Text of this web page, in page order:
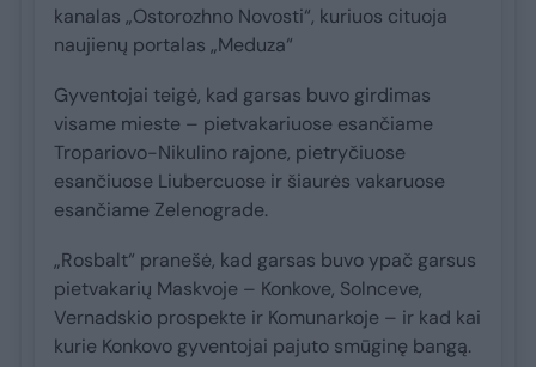
kanalas „Ostorozhno Novosti“, kuriuos cituoja
naujienų portalas „Meduza“
Gyventojai teigė, kad garsas buvo girdimas
visame mieste – pietvakariuose esančiame
Tropariovo-Nikulino rajone, pietryčiuose
esančiuose Liubercuose ir šiaurės vakaruose
esančiame Zelenograde.
„Rosbalt“ pranešė, kad garsas buvo ypač garsus
pietvakarių Maskvoje – Konkove, Solnceve,
Vernadskio prospekte ir Komunarkoje – ir kad kai
kurie Konkovo gyventojai pajuto smūginę bangą.